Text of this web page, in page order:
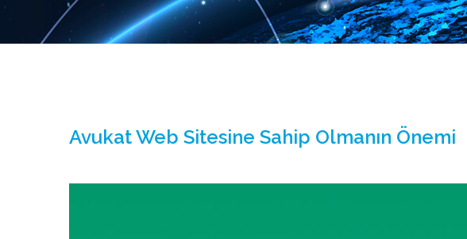
Avukat Web Sitesine Sahip Olmanın Önemi